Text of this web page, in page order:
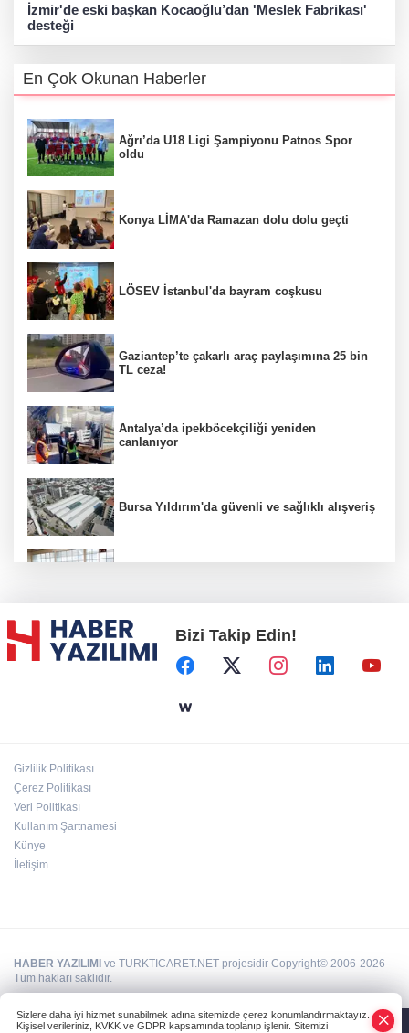
İzmir'de eski başkan Kocaoğlu’dan 'Meslek Fabrikası'
desteği
En Çok Okunan Haberler
Ağrı’da U18 Ligi Şampiyonu Patnos Spor
oldu
Konya LİMA'da Ramazan dolu dolu geçti
LÖSEV İstanbul'da bayram coşkusu
Gaziantep’te çakarlı araç paylaşımına 25 bin
TL ceza!
Antalya’da ipekböcekçiliği yeniden
canlanıyor
Bursa Yıldırım'da güvenli ve sağlıklı alışveriş
Başkent'in göletlerinde temizlik ve bakım
sürüyor
Bizi Takip Edin!
Gizlilik Politikası
Çerez Politikası
Veri Politikası
Kullanım Şartnamesi
Künye
İletişim
HABER YAZILIMI ve TURKTICARET.NET projesidir Copyright© 2006-2026
Tüm hakları saklıdır.
Sizlere daha iyi hizmet sunabilmek adına sitemizde çerez konumlandırmaktayız.
Kişisel verileriniz, KVKK ve GDPR kapsamında toplanıp işlenir. Sitemizi